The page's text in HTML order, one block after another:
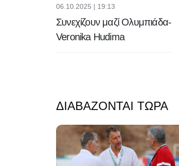
06.10.2025 | 19:13
Συνεχίζουν μαζί Ολυμπιάδα-
Veronika Hudima
ΔΙΑΒΆΖΟΝΤΑΙ ΤΏΡΑ